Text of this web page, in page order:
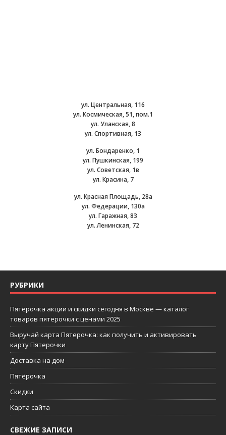
ул. Центральная, 116
ул. Космическая, 51, пом.1
ул. Уланская, 8
ул. Спортивная, 13
ул. Бондаренко, 1
ул. Пушкинская, 199
ул. Советская, 1в
ул. Красина, 7
ул. Красная Площадь, 28а
ул. Федерации, 130а
ул. Гаражная, 83
ул. Ленинская, 72
РУБРИКИ
Пятерочка акции и скидки сегодня в Москве — каталог
товаров пятерочки с ценами 2025
Выручай карта Пятерочка: как получить и активировать
карту Пятерочки
Доставка на дом
Пятёрочка
Скидки
Карта сайта
СВЕЖИЕ ЗАПИСИ